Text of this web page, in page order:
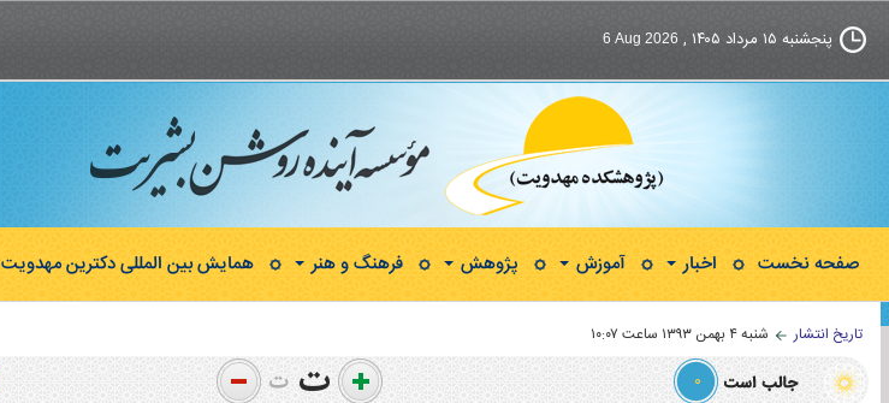
پنجشنبه ۱۵ مرداد ۱۴۰۵ , 6 Aug 2026
صفحه نخست اخبار آموزش پژوهش فرهنگ و هنر همایش بین المللی دکترین مهدویت
تاریخ انتشار شنبه ۴ بهمن ۱۳۹۳ ساعت ۱۰:۰۷
۰